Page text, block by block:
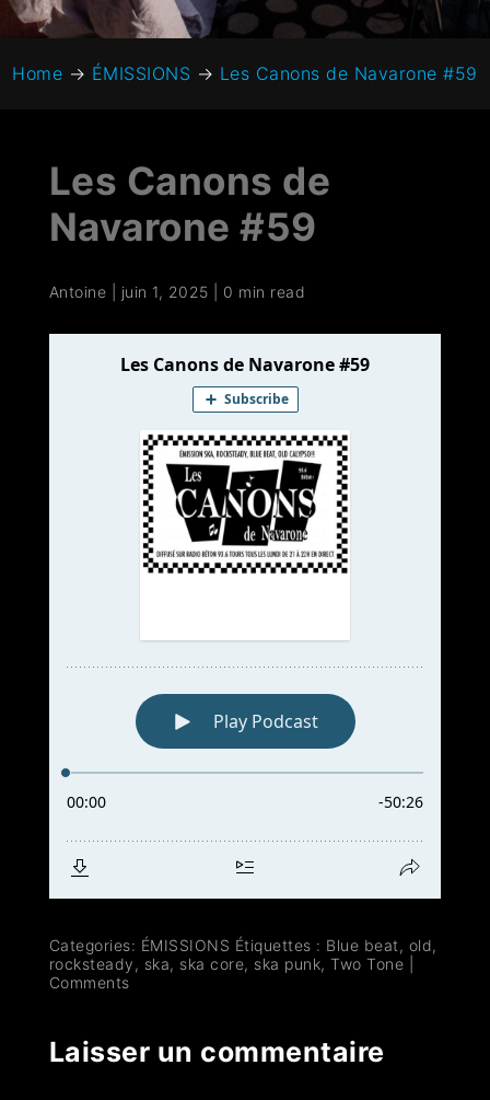
Home → ÉMISSIONS → Les Canons de Navarone #59
Les Canons de
Navarone #59
Antoine juin 1, 2025 0 min read
Categories: ÉMISSIONS Étiquettes : Blue beat , old,
rocksteady , ska, ska core, ska punk,Two Tone
Comments
Laisser un commentaire